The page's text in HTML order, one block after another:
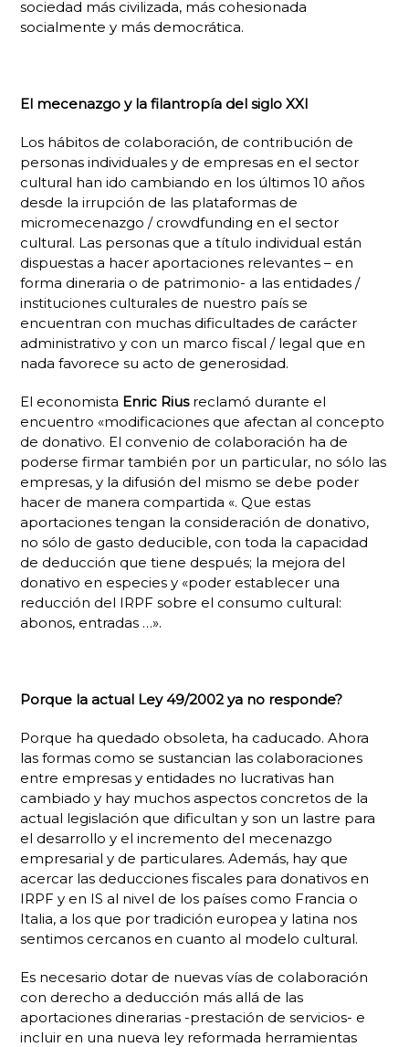
sociedad más civilizada, más cohesionada
socialmente y más democrática.
El mecenazgo y la filantropía del siglo XXI
Los hábitos de colaboración, de contribución de
personas individuales y de empresas en el sector
cultural han ido cambiando en los últimos 10 años
desde la irrupción de las plataformas de
micromecenazgo / crowdfunding en el sector
cultural. Las personas que a título individual están
dispuestas a hacer aportaciones relevantes – en
forma dineraria o de patrimonio- a las entidades /
instituciones culturales de nuestro país se
encuentran con muchas dificultades de carácter
administrativo y con un marco fiscal / legal que en
nada favorece su acto de generosidad.
El economista Enric Riusreclamó durante el
encuentro «modificaciones que afectan al concepto
de donativo. El convenio de colaboración ha de
poderse firmar también por un particular, no sólo las
empresas, y la difusión del mismo se debe poder
hacer de manera compartida «. Que estas
aportaciones tengan la consideración de donativo,
no sólo de gasto deducible, con toda la capacidad
de deducción que tiene después; la mejora del
donativo en especies y «poder establecer una
reducción del IRPF sobre el consumo cultural:
abonos, entradas …».
Porque la actual Ley 49/2002 ya no responde?
Porque ha quedado obsoleta, ha caducado. Ahora
las formas como se sustancian las colaboraciones
entre empresas y entidades no lucrativas han
cambiado y hay muchos aspectos concretos de la
actual legislación que dificultan y son un lastre para
el desarrollo y el incremento del mecenazgo
empresarial y de particulares. Además, hay que
acercar las deducciones fiscales para donativos en
IRPF y en IS al nivel de los países como Francia o
Italia, a los que por tradición europea y latina nos
sentimos cercanos en cuanto al modelo cultural.
Es necesario dotar de nuevas vías de colaboración
con derecho a deducción más allá de las
aportaciones dinerarias -prestación de servicios- e
incluir en una nueva ley reformada herramientas